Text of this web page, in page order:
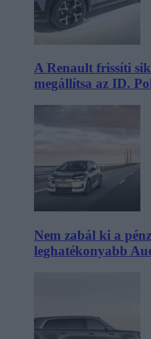
A Renault frissíti
megállítsa az ID.
Nem zabál ki a
leghatékonyabb